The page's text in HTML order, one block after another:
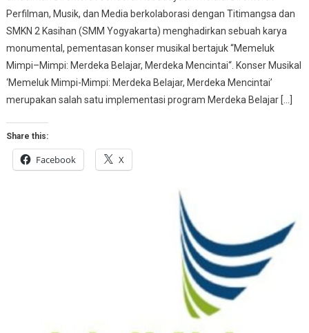
Perfilman, Musik, dan Media berkolaborasi dengan Titimangsa dan
SMKN 2 Kasihan (SMM Yogyakarta) menghadirkan sebuah karya
monumental, pementasan konser musikal bertajuk “Memeluk
Mimpi–Mimpi: Merdeka Belajar, Merdeka Mencintai“. Konser Musikal
‘Memeluk Mimpi-Mimpi: Merdeka Belajar, Merdeka Mencintai’
merupakan salah satu implementasi program Merdeka Belajar […]
Share this:
Facebook X